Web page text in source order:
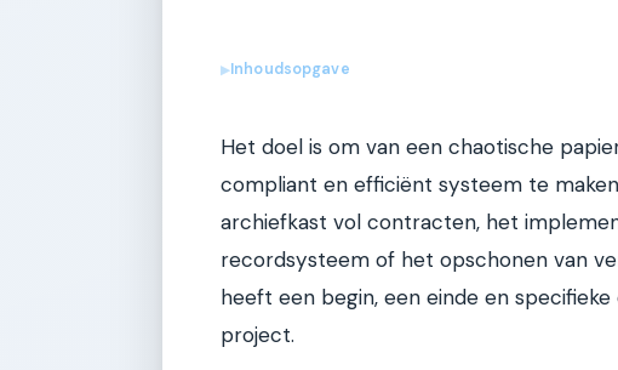
▶Inhoudsopgave
Het doel is om van een chaotische
compliant en efficiënt systeem te
archiefkast vol contracten, het
recordsysteem of het opschonen van
heeft een begin, een einde en
project.